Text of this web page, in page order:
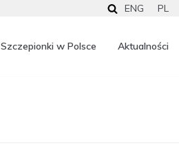
ENG PL
Szczepionki w Polsce Aktualności